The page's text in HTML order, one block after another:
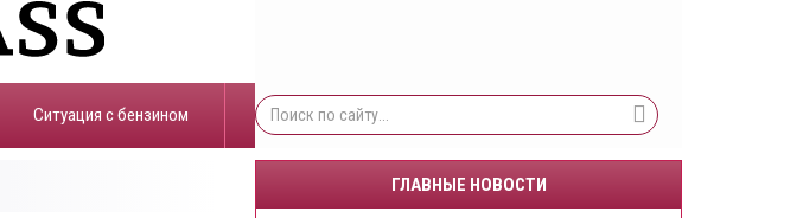
​Ситуация с бензином
ГЛАВНЫЕ НОВОСТИ